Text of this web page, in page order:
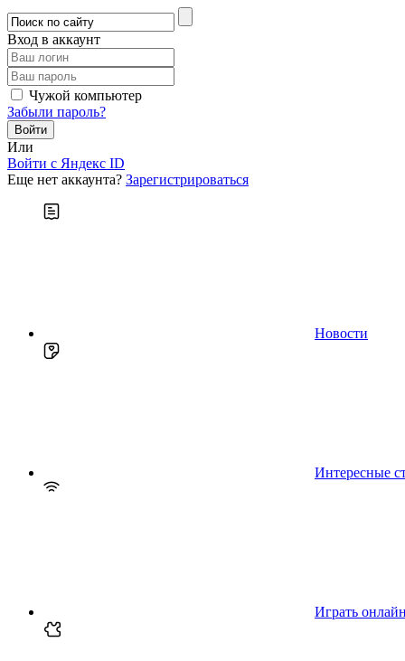
Вход в аккаунт
Чужой компьютер
Забыли пароль?
Или
Войти c Яндекс ID
Еще нет аккаунта? Зарегистрироваться
Новости
Интересные
Играть онлайн